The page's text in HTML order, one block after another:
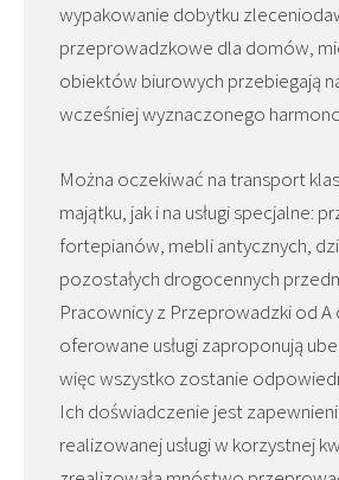
wypakowanie dobytku
przeprowadzkowe dla domów,
obiektów biurowych przebiegają
wcześniej wyznaczonego
Można oczekiwać na transport
majątku, jak i na usługi specjalne:
fortepianów, mebli antycznych,
pozostałych drogocennych
Pracownicy z Przeprowadzki od A
oferowane usługi zaproponują
więc wszystko zostanie
Ich doświadczenie jest
realizowanej usługi w korzystnej